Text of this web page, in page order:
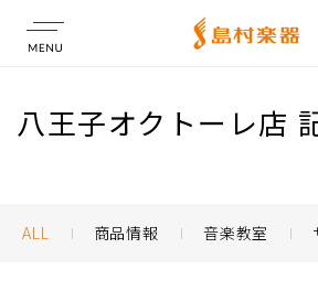
店舗情報
八王子オクトーレ店
ALL 商品情報 音楽教室